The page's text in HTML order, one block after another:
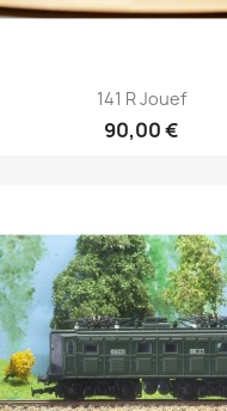
141 R Jouef
90,00 €